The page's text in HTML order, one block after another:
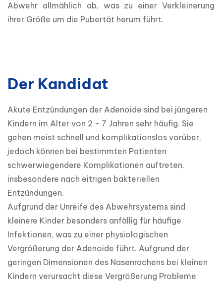
Abwehr allmählich ab, was zu einer Verkleinerung
ihrer Größe um die Pubertät herum führt.
Der Kandidat
Akute Entzündungen der Adenoide sind bei jüngeren
Kindern im Alter von 2 - 7 Jahren sehr häufig. Sie
gehen meist schnell und komplikationslos vorüber,
jedoch können bei bestimmten Patienten
schwerwiegendere Komplikationen auftreten,
insbesondere nach eitrigen bakteriellen
Entzündungen.
Aufgrund der Unreife des Abwehrsystems sind
kleinere Kinder besonders anfällig für häufige
Infektionen, was zu einer physiologischen
Vergrößerung der Adenoide führt. Aufgrund der
geringen Dimensionen des Nasenrachens bei kleinen
Kindern verursacht diese Vergrößerung Probleme